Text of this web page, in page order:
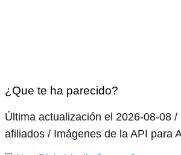
¿Que te ha parecido?
Última actualización el 2026-08-08 /
afiliados / Imágenes de la API para